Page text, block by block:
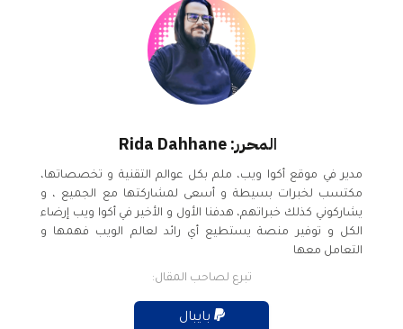
المحرر: Rida Dahhane
مدير في موقع أكوا ويب، ملم بكل عوالم التقنية و تخصصاتها،
مكتسب لخبرات بسيطة و أسعى لمشاركتها مع الجميع ، و
يشاركوني كذلك خبراتهم، هدفنا الأول و الأخير في أكوا ويب إرضاء
الكل و توفير منصة يستطيع أي رائد لعالم الويب فهمها و
التعامل معها
تبرع لصاحب المقال: